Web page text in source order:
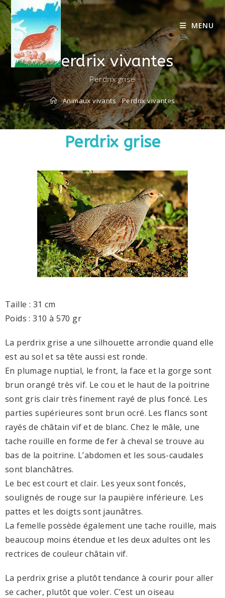
MENU
Perdrix vivantes
Perdrix grise
Animaux vivants Perdrix vivantes
Perdrix grise
Taille : 31 cm
Poids : 310 à 570 gr
La perdrix grise a une silhouette arrondie quand elle
est au sol et sa tête aussi est ronde.
En plumage nuptial, le front, la face et la gorge sont
brun orangé très vif. Le cou et le haut de la poitrine
sont gris clair très finement rayé de plus foncé. Les
parties supérieures sont brun ocré. Les flancs sont
rayés de châtain vif et de blanc. Chez le mâle, une
tache rouille en forme de fer à cheval se trouve au
bas de la poitrine. L’abdomen et les sous-caudales
sont blanchâtres.
Le bec est court et clair. Les yeux sont foncés,
soulignés de rouge sur la paupière inférieure. Les
pattes et les doigts sont jaunâtres.
La femelle possède également une tache rouille, mais
beaucoup moins étendue et les deux adultes ont les
rectrices de couleur châtain vif.
La perdrix grise a plutôt tendance à courir pour aller
se cacher, plutôt que voler. C’est un oiseau